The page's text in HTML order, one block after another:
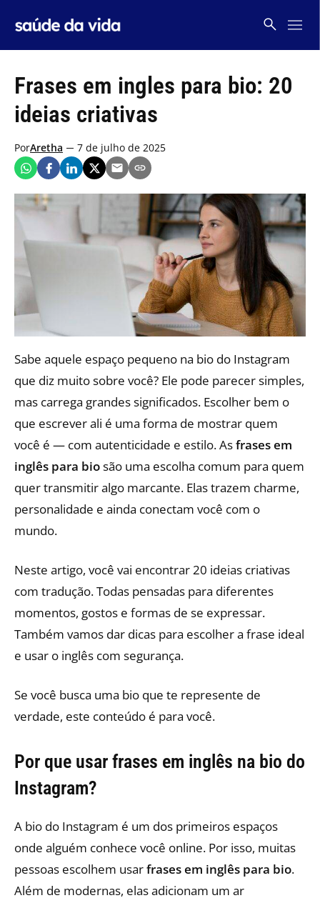
Frases em ingles para bio: 20
ideias criativas
PorAretha 7 de julho de 2025
Sabe aquele espaço pequeno na bio do Instagram
que diz muito sobre você? Ele pode parecer simples,
mas carrega grandes significados. Escolher bem o
que escrever ali é uma forma de mostrar quem
você é — com autenticidade e estilo.Asfrases em
inglês para biosão uma escolha comum para quem
quer transmitir algo marcante. Elas trazem charme,
personalidade e ainda conectam você com o
mundo.
Neste artigo, você vai encontrar 20 ideias criativas
com tradução. Todas pensadas para diferentes
momentos, gostos e formas de se expressar.
Também vamos dar dicas para escolher a frase ideal
e usar o inglês com segurança.
Se você busca uma bio que te represente de
verdade, este conteúdo é para você.
Por que usar frases em inglês na bio do
Instagram?
A bio do Instagram é um dos primeiros espaços
onde alguém conhece você online. Por isso, muitas
pessoas escolhem usarfrases em inglês para bio.
Além de modernas, elas adicionam um ar